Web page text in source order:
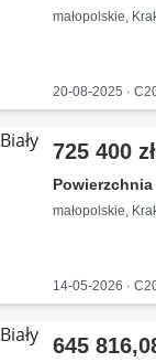
małopolskie,
20-08-2025 ·
725 400 zł
małopolskie,
14-05-2026 ·
645